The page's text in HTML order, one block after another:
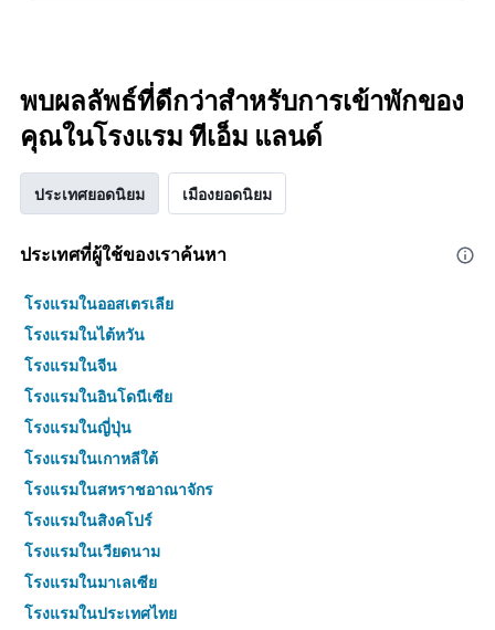
พบผลลัพธ์ที่ดีกว่าสำหรับการเข้าพักของ
คุณในโรงแรม ทีเอ็ม แลนด์
ประเทศยอดนิยม เมืองยอดนิยม
ประเทศที่ผู้ใช้ของเราค้นหา
โรงแรมในออสเตรเลีย
โรงแรมในไต้หวัน
โรงแรมในจีน
โรงแรมในอินโดนีเซีย
โรงแรมในญี่ปุ่น
โรงแรมในเกาหลีใต้
โรงแรมในสหราชอาณาจักร
โรงแรมในสิงคโปร์
โรงแรมในเวียดนาม
โรงแรมในมาเลเซีย
โรงแรมในประเทศไทย